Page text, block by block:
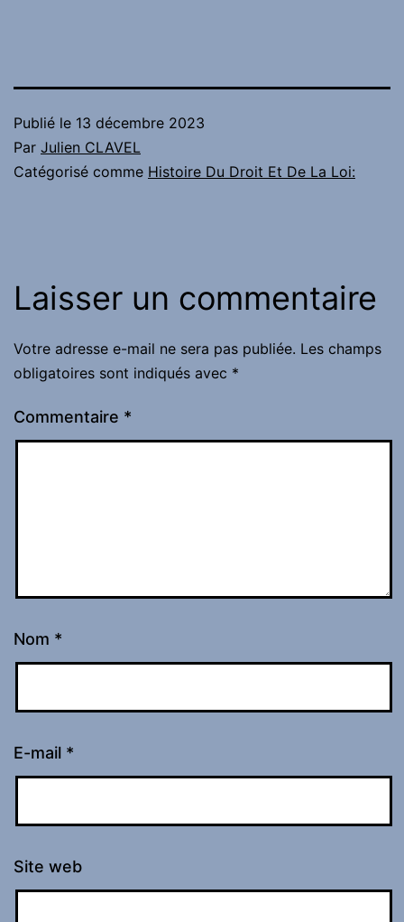
Publié le 13 décembre 2023
Par Julien CLAVEL
Catégorisé comme Histoire Du Droit Et De La Loi:
Laisser un commentaire
Votre adresse e-mail ne sera pas publiée. Les champs
obligatoires sont indiqués avec *
Commentaire *
Nom *
E-mail *
Site web